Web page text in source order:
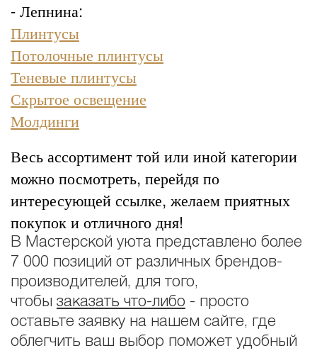
- Лепнина:
Плинтусы
Потолочные плинтусы
Теневые плинтусы
Скрытое освещение
Молдинги
Весь ассортимент той или иной категории
можно посмотреть, перейдя по
интересующей ссылке, желаем приятных
покупок и отличного дня!
В Мастерской уюта представлено более
7 000 позиций от различных брендов-
производителей, для того,
чтобы заказать что-либо - просто
оставьте заявку на нашем сайте, где
облегчить ваш выбор поможет удобный